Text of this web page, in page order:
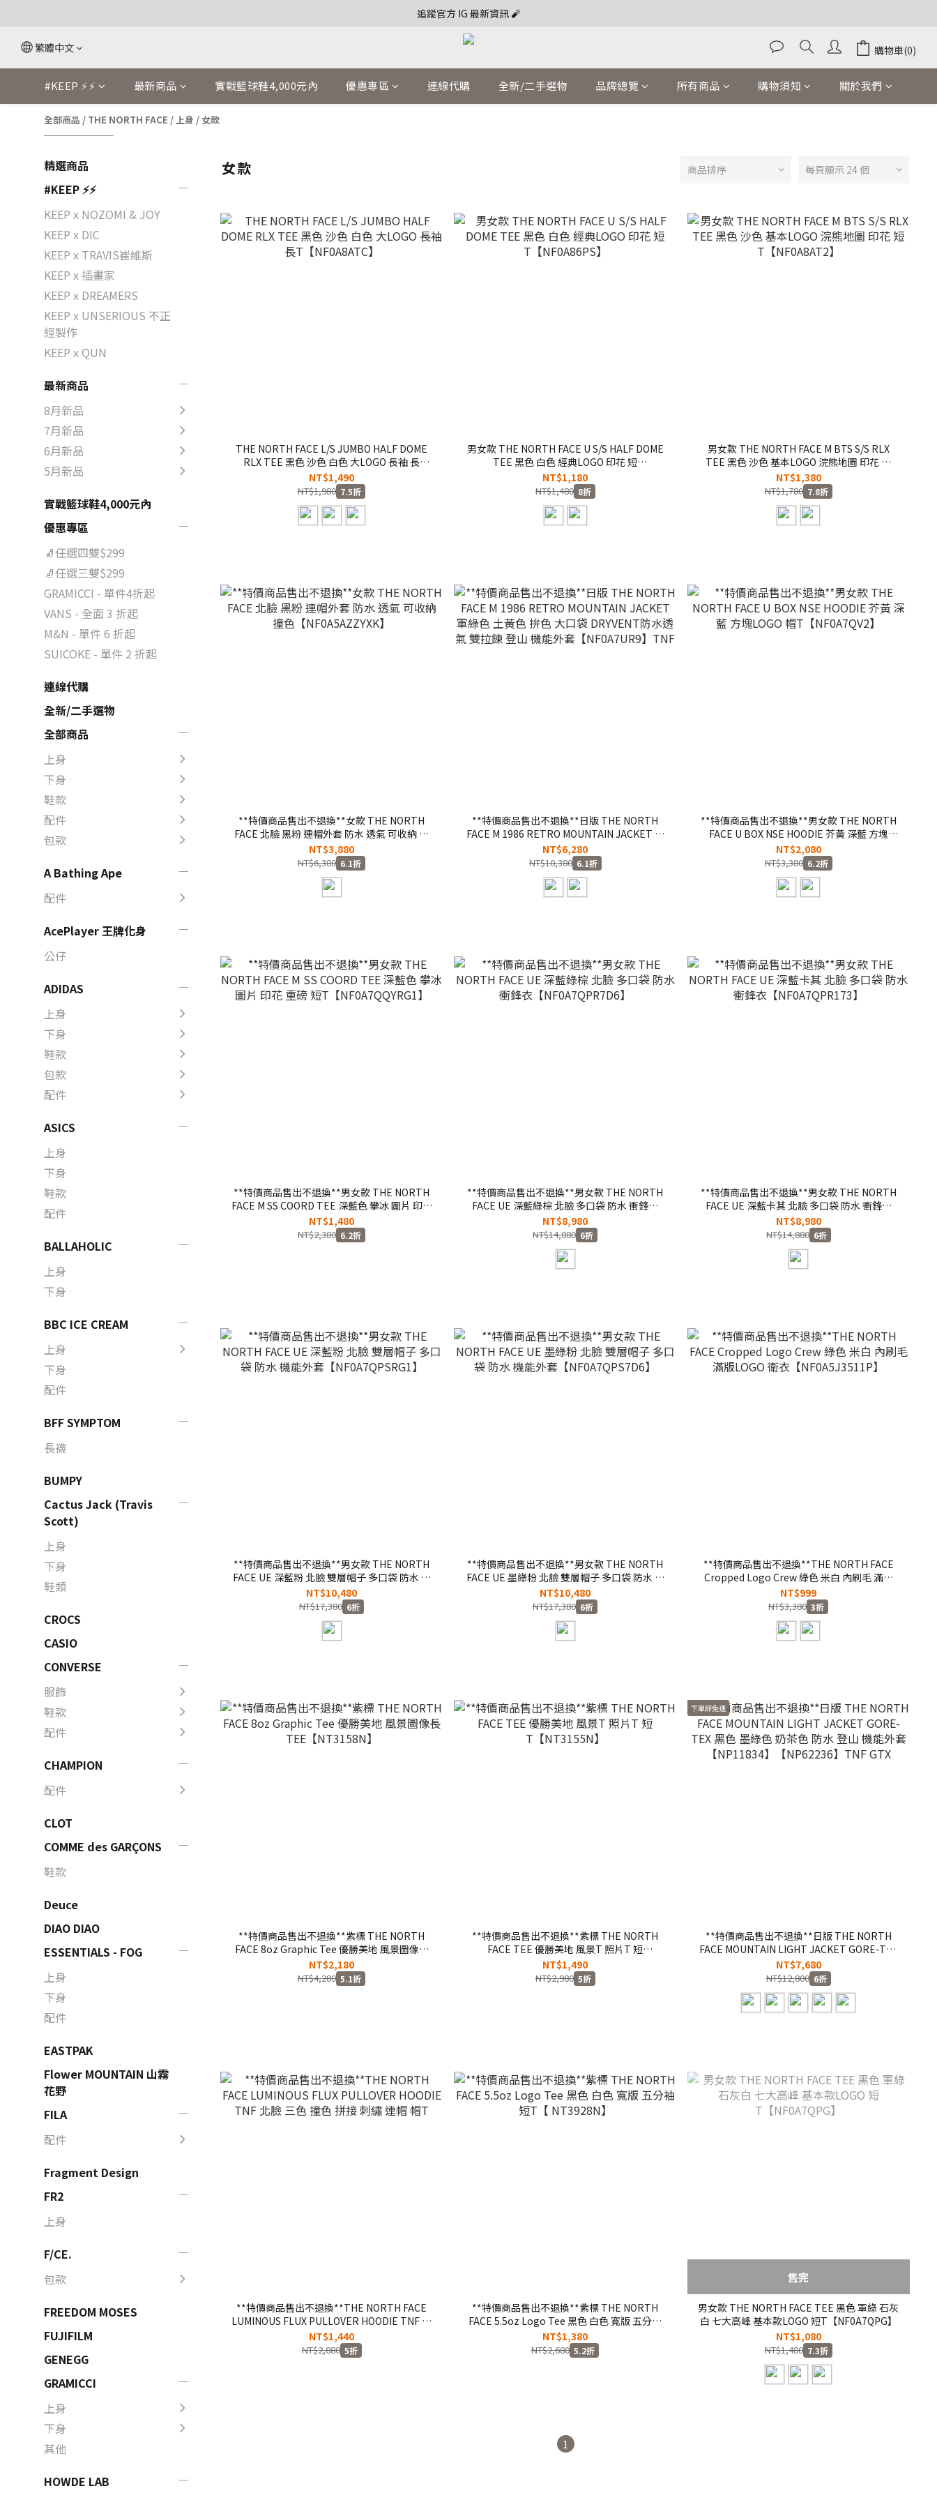
追蹤官方 IG 最新資訊 🧨
繁體中文 購物車(0)
#KEEP ⚡⚡ 最新商品 實戰籃球鞋4,000元內 優惠專區 連線代購 全新/二手選物 品牌總覽 所有商品 購物須知 關於我們
全部商品 / THE NORTH FACE /上身 / 女款
精選商品
#KEEP ⚡⚡
KEEP x NOZOMI & JOY
KEEP x DIC
KEEP x TRAVIS崔維斯
KEEP x 插畫家
KEEP x DREAMERS
KEEP x UNSERIOUS 不正
經製作
KEEP x QUN
最新商品
8月新品
7月新品
6月新品
5月新品
實戰籃球鞋4,000元內
優惠專區
🧦任選四雙$299
🧦任選三雙$299
GRAMICCI - 單件4折起
VANS - 全面 3 折起
M&N - 單件 6 折起
SUICOKE - 單件 2 折起
連線代購
全新/二手選物
全部商品
上身
下身
鞋款
配件
包款
A Bathing Ape
配件
AcePlayer 王牌化身
公仔
ADIDAS
上身
下身
鞋款
包款
配件
ASICS
上身
下身
鞋款
配件
BALLAHOLIC
上身
下身
BBC ICE CREAM
上身
下身
配件
BFF SYMPTOM
長襪
BUMPY
Cactus Jack (Travis
Scott)
上身
下身
鞋類
CROCS
CASIO
CONVERSE
服飾
鞋款
配件
CHAMPION
配件
CLOT
COMME des GARÇONS
鞋款
Deuce
DIAO DIAO
ESSENTIALS - FOG
上身
下身
配件
EASTPAK
Flower MOUNTAIN 山霧
花野
FILA
配件
Fragment Design
FR2
上身
F/CE.
包款
FREEDOM MOSES
FUJIFILM
GENEGG
GRAMICCI
上身
下身
其他
HOWDE LAB
女款 商品排序 每頁顯示 24 個
THE NORTH FACE L/S JUMBO HALF DOME
RLX TEE 黑色 沙色 白色 大LOGO 長袖 長
T【NF0A8ATC】
NT$1,490
NT$1,980 7.5折
男女款 THE NORTH FACE U S/S HALF DOME
TEE 黑色 白色 經典LOGO 印花 短
T【NF0A86PS】
NT$1,180
NT$1,480 8折
男女款 THE NORTH FACE M BTS S/S RLX
TEE 黑色 沙色 基本LOGO 浣熊地圖 印花 短
T【NF0A8AT2】
NT$1,380
NT$1,780 7.8折
**特價商品售出不退換**女款 THE NORTH
FACE 北臉 黑粉 連帽外套 防水 透氣 可收納 撞
色【NF0A5AZZYXK】
NT$3,880
NT$6,380 6.1折
**特價商品售出不退換**日版 THE NORTH
FACE M 1986 RETRO MOUNTAIN JACKET 軍
綠色 土黃色 拚色 大口袋 DRYVENT防水透氣
雙拉鍊 登山 機能外套【NF0A7UR9】TNF
NT$6,280
NT$10,380 6.1折
**特價商品售出不退換**男女款 THE NORTH
FACE U BOX NSE HOODIE 芥黃 深藍 方塊
LOGO 帽T【NF0A7QV2】
NT$2,080
NT$3,380 6.2折
**特價商品售出不退換**男女款 THE NORTH
FACE M SS COORD TEE 深藍色 攀冰 圖片 印花
重磅 短T【NF0A7QQYRG1】
NT$1,480
NT$2,380 6.2折
**特價商品售出不退換**男女款 THE NORTH
FACE UE 深藍綠棕 北臉 多口袋 防水 衝鋒衣
【NF0A7QPR7D6】
NT$8,980
NT$14,880 6折
**特價商品售出不退換**男女款 THE NORTH
FACE UE 深藍卡其 北臉 多口袋 防水 衝鋒衣
【NF0A7QPR173】
NT$8,980
NT$14,880 6折
**特價商品售出不退換**男女款 THE NORTH
FACE UE 深藍粉 北臉 雙層帽子 多口袋 防水 機
能外套【NF0A7QPSRG1】
NT$10,480
NT$17,380 6折
**特價商品售出不退換**男女款 THE NORTH
FACE UE 墨綠粉 北臉 雙層帽子 多口袋 防水 機
能外套【NF0A7QPS7D6】
NT$10,480
NT$17,380 6折
**特價商品售出不退換**THE NORTH FACE
Cropped Logo Crew 綠色 米白 內刷毛 滿版
LOGO 衛衣【NF0A5J3511P】
NT$999
NT$3,380 3折
**特價商品售出不退換**紫標 THE NORTH
FACE 8oz Graphic Tee 優勝美地 風景圖像長
TEE【NT3158N】
NT$2,180
NT$4,280 5.1折
**特價商品售出不退換**紫標 THE NORTH
FACE TEE 優勝美地 風景T 照片T 短
T【NT3155N】
NT$1,490
NT$2,980 5折
下單即免運
**特價商品售出不退換**日版 THE NORTH
FACE MOUNTAIN LIGHT JACKET GORE-TEX
黑色 墨綠色 奶茶色 防水 登山 機能外套
【NP11834】【NP62236】TNF GTX
NT$7,680
NT$12,800 6折
**特價商品售出不退換**THE NORTH FACE
LUMINOUS FLUX PULLOVER HOODIE TNF 北
臉 三色 撞色 拼接 刺繡 連帽 帽T
NT$1,440
NT$2,880 5折
**特價商品售出不退換**紫標 THE NORTH
FACE 5.5oz Logo Tee 黑色 白色 寬版 五分袖
短T【 NT3928N】
NT$1,380
NT$2,680 5.2折
售完
男女款 THE NORTH FACE TEE 黑色 軍綠 石灰
白 七大高峰 基本款LOGO 短T【NF0A7QPG】
NT$1,080
NT$1,480 7.3折
1